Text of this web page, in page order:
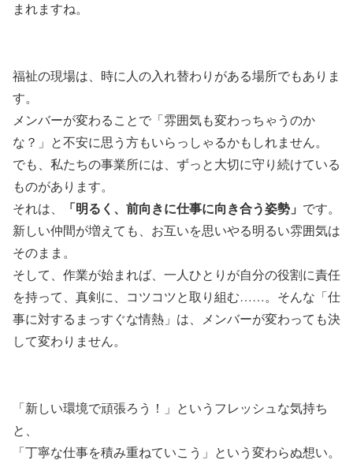
まれますね。
福祉の現場は、時に人の入れ替わりがある場所でもありま
す。
メンバーが変わることで「雰囲気も変わっちゃうのか
な？」と不安に思う方もいらっしゃるかもしれません。
でも、私たちの事業所には、ずっと大切に守り続けている
ものがあります。
それは、
「明るく、前向きに仕事に向き合う姿勢」 です。
新しい仲間が増えても、お互いを思いやる明るい雰囲気は
そのまま。
そして、作業が始まれば、一人ひとりが自分の役割に責任
を持って、真剣に、コツコツと取り組む……。そんな「仕
事に対するまっすぐな情熱」は、メンバーが変わっても決
して変わりません。
「新しい環境で頑張ろう！」というフレッシュな気持ち
と、
「丁寧な仕事を積み重ねていこう」という変わらぬ想い。